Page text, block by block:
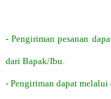
- Pengiriman pesanan
dari Bapak/Ibu.
- Pengiriman dapat melalui